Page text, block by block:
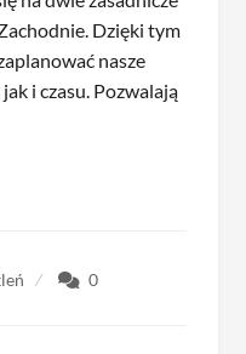
Dzięki tym
nasze
i czasu. Pozwalają
0